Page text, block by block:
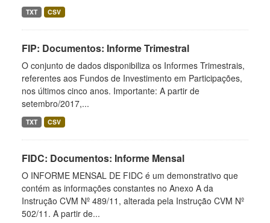
TXT CSV
FIP: Documentos: Informe Trimestral
O conjunto de dados disponibiliza os Informes Trimestrais,
referentes aos Fundos de Investimento em Participações,
nos últimos cinco anos. Importante: A partir de
setembro/2017,...
TXT CSV
FIDC: Documentos: Informe Mensal
O INFORME MENSAL DE FIDC é um demonstrativo que
contém as informações constantes no Anexo A da
Instrução CVM Nº 489/11, alterada pela Instrução CVM Nº
502/11. A partir de...